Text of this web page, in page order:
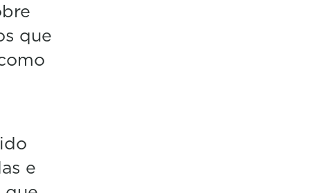
que
e